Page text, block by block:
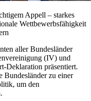
Appell – starkes
Wettbewerbsfähigkeit
aller Bundesländer
(IV) und
Deklaration präsentiert.
Bundesländer zu einer
um den